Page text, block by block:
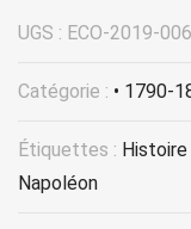
UGS : ECO-2019-006
Catégorie : • 1790-
Étiquettes : Histoire
Napoléon